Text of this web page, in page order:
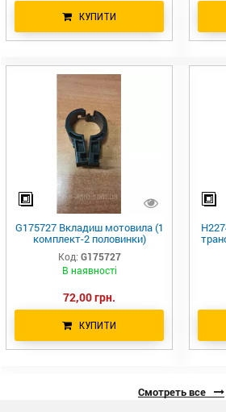
КУПИТИ
G175727 Вкладиш мотовила (1
комплект-2 половинки)
Greenly Machinery H136954
G175727 H175727 9842300
243736 89842300 1347084C1
Код: G175727
В наявності
72,00 грн.
КУПИТИ
Смотреть все